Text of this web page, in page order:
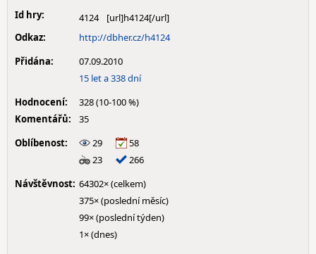
Id hry:
4124
Odkaz:
http://dbher.cz/h4124
Přidána:
07.09.2010
15 let a 338 dní
Hodnocení:
328 (10-100 %)
Komentářů:
35
Oblíbenost:
29
58
23
266
Návštěvnost: 64302× (celkem)
375× (poslední měsíc)
99× (poslední týden)
1× (dnes)